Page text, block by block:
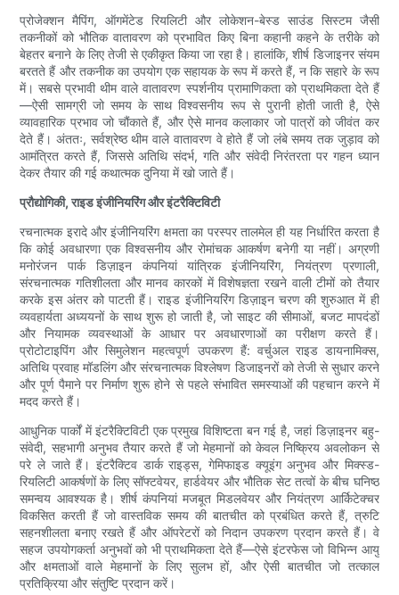
प्रोजेक्शन मैपिंग, ऑगमेंटेड रियलिटी और लोकेशन-बेस्ड साउंड सिस्टम जैसी
तकनीकों को भौतिक वातावरण को प्रभावित किए बिना कहानी कहने के तरीके को
बेहतर बनाने के लिए तेजी से एकीकृत किया जा रहा है। हालांकि, शीर्ष डिजाइनर संयम
बरतते हैं और तकनीक का उपयोग एक सहायक के रूप में करते हैं, न कि सहारे के रूप
में। सबसे प्रभावी थीम वाले वातावरण स्पर्शनीय प्रामाणिकता को प्राथमिकता देते हैं
—ऐसी सामग्री जो समय के साथ विश्वसनीय रूप से पुरानी होती जाती है, ऐसे
व्यावहारिक प्रभाव जो चौंकाते हैं, और ऐसे मानव कलाकार जो पात्रों को जीवंत कर
देते हैं। अंततः, सर्वश्रेष्ठ थीम वाले वातावरण वे होते हैं जो लंबे समय तक जुड़ाव को
आमंत्रित करते हैं, जिससे अतिथि संदर्भ, गति और संवेदी निरंतरता पर गहन ध्यान
देकर तैयार की गई कथात्मक दुनिया में खो जाते हैं।
प्रौद्योगिकी, राइड इंजीनियरिंग और इंटरैक्टिविटी
रचनात्मक इरादे और इंजीनियरिंग क्षमता का परस्पर तालमेल ही यह निर्धारित करता है
कि कोई अवधारणा एक विश्वसनीय और रोमांचक आकर्षण बनेगी या नहीं। अग्रणी
मनोरंजन पार्क डिज़ाइन कंपनियां यांत्रिक इंजीनियरिंग, नियंत्रण प्रणाली,
संरचनात्मक गतिशीलता और मानव कारकों में विशेषज्ञता रखने वाली टीमों को तैयार
करके इस अंतर को पाटती हैं। राइड इंजीनियरिंग डिज़ाइन चरण की शुरुआत में ही
व्यवहार्यता अध्ययनों के साथ शुरू हो जाती है, जो साइट की सीमाओं, बजट मापदंडों
और नियामक व्यवस्थाओं के आधार पर अवधारणाओं का परीक्षण करते हैं।
प्रोटोटाइपिंग और सिमुलेशन महत्वपूर्ण उपकरण हैं: वर्चुअल राइड डायनामिक्स,
अतिथि प्रवाह मॉडलिंग और संरचनात्मक विश्लेषण डिजाइनरों को तेजी से सुधार करने
और पूर्ण पैमाने पर निर्माण शुरू होने से पहले संभावित समस्याओं की पहचान करने में
मदद करते हैं।
आधुनिक पार्कों में इंटरैक्टिविटी एक प्रमुख विशिष्टता बन गई है, जहां डिज़ाइनर बहु-
संवेदी, सहभागी अनुभव तैयार करते हैं जो मेहमानों को केवल निष्क्रिय अवलोकन से
परे ले जाते हैं। इंटरैक्टिव डार्क राइड्स, गेमिफाइड क्यूइंग अनुभव और मिक्स्ड-
रियलिटी आकर्षणों के लिए सॉफ्टवेयर, हार्डवेयर और भौतिक सेट तत्वों के बीच घनिष्ठ
समन्वय आवश्यक है। शीर्ष कंपनियां मजबूत मिडलवेयर और नियंत्रण आर्किटेक्चर
विकसित करती हैं जो वास्तविक समय की बातचीत को प्रबंधित करते हैं, त्रुटि
सहनशीलता बनाए रखते हैं और ऑपरेटरों को निदान उपकरण प्रदान करते हैं। वे
सहज उपयोगकर्ता अनुभवों को भी प्राथमिकता देते हैं—ऐसे इंटरफेस जो विभिन्न आयु
और क्षमताओं वाले मेहमानों के लिए सुलभ हों, और ऐसी बातचीत जो तत्काल
प्रतिक्रिया और संतुष्टि प्रदान करें।